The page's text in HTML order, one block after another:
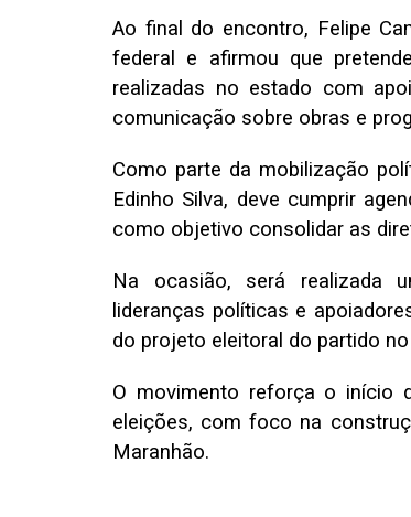
Ao final do encontro, Felipe
federal e afirmou que
realizadas no estado com
comunicação sobre obras e
Como parte da mobilização
Edinho Silva, deve cumprir
como objetivo consolidar as
Na ocasião, será realizada
lideranças políticas e
do projeto eleitoral do partido
O movimento reforça o início
eleições, com foco na
Maranhão.